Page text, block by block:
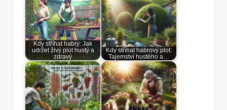
Kdy stříhat habry: Jak
udržet živý plot hustý a
zdravý
Kdy stříhat habrový plot:
Tajemství hustého a…